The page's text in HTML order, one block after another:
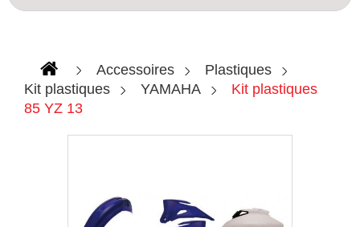
Accessoires
Plastiques
Kit plastiques
YAMAHA
Kit plastiques
85 YZ 13